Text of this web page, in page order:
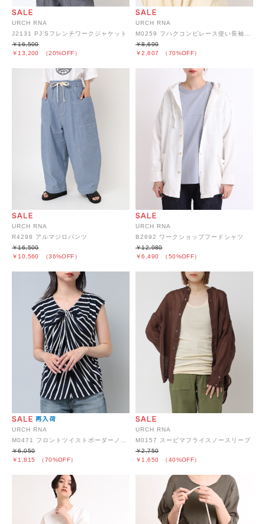
URCH RNA
J2131 PJ’Sフレンチワークジャケット
￥13,200 （20%OFF）
￥16,500
URCH RNA
￥2,607 （70%OFF）
￥8,690
URCH RNA
R4298 アルマジロパンツ
￥10,560 （36%OFF）
￥16,500
URCH RNA
B2692 ワークショップフードシャツ
￥6,490 （50%OFF）
￥12,980
URCH RNA
￥1,815 （70%OFF）
￥6,050
URCH RNA
M0157 スーピマフライスノースリーブ
￥1,650 （40%OFF）
￥2,750